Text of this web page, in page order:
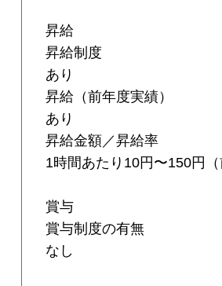
昇給
昇給制度
あり
昇給（前年度実績）
あり
昇給金額／昇給率
1時間あたり10円〜150円（
賞与
賞与制度の有無
なし